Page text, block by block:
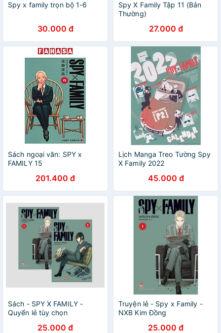
Spy x family trọn bộ 1-6
30.000 đ
Spy X Family Tập 11 (Bản
Thường)
27.000 đ
Sách ngoại văn: SPY x
FAMILY 15
201.400 đ
Lịch Manga Treo Tường Spy
X Family 2022
45.000 đ
Sách - SPY X FAMILY -
Quyển lẻ tùy chọn
25.000 đ
Truyện lẻ - Spy x Family -
NXB Kim Đồng
25.000 đ